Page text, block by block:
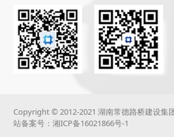
Copyright © 2012-2021 湖南常德路桥建设集
站备案号：湘ICP备16021866号-1